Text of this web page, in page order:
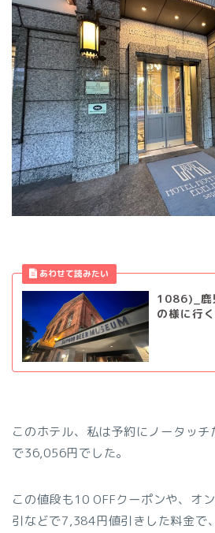
1086)_鹿
の様に行
このホテル、私は予約にノータッ
で36,056円でした。
この値段も10 OFFクーポンや、オ
引などで7,384円値引きした料金で